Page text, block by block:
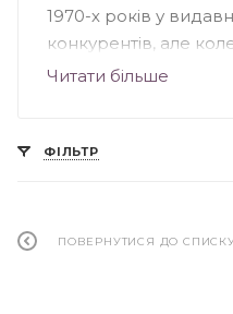
1970-х років у
конкурентів, але
випускати серйозні
науково-популярних
сьогоднішній день
Читати більше
ФІЛЬТР
ПОВЕРНУТИСЯ ДО